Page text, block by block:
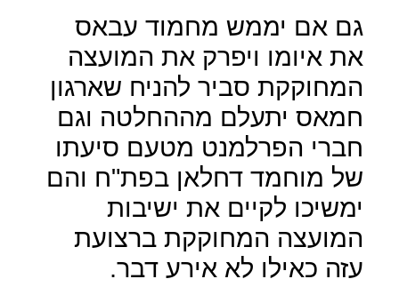
גם אם יממש מחמוד עבאס
את איומו ויפרק את המועצה
המחוקקת סביר להניח שארגון
חמאס יתעלם מההחלטה וגם
חברי הפרלמנט מטעם סיעתו
של מוחמד דחלאן בפת"ח והם
ימשיכו לקיים את ישיבות
המועצה המחוקקת ברצועת
עזה כאילו לא אירע דבר.